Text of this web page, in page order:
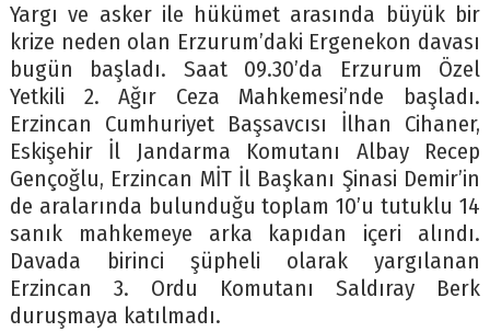
Yargı ve asker ile hükümet arasında büyük bir
krize neden olan Erzurum’daki Ergenekon davası
bugün başladı. Saat 09.30’da Erzurum Özel
Yetkili 2. Ağır Ceza Mahkemesi’nde başladı.
Erzincan Cumhuriyet Başsavcısı İlhan Cihaner,
Eskişehir İl Jandarma Komutanı Albay Recep
Gençoğlu, Erzincan MİT İl Başkanı Şinasi Demir’in
de aralarında bulunduğu toplam 10’u tutuklu 14
sanık mahkemeye arka kapıdan içeri alındı.
Davada birinci şüpheli olarak yargılanan
Erzincan 3. Ordu Komutanı Saldıray Berk
duruşmaya katılmadı.